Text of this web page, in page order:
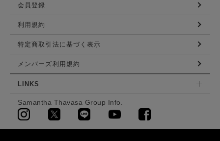
会員登録
利用規約
特定商取引法に基づく表示
メンバーズ利用規約
LINKS
Samantha Thavasa Group Info.